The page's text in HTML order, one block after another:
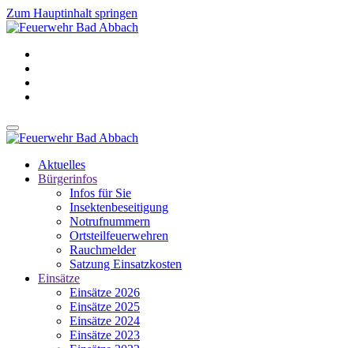
Zum Hauptinhalt springen
Aktuelles
Bürgerinfos
Infos für Sie
Insektenbeseitigung
Notrufnummern
Ortsteilfeuerwehren
Rauchmelder
Satzung Einsatzkosten
Einsätze
Einsätze 2026
Einsätze 2025
Einsätze 2024
Einsätze 2023